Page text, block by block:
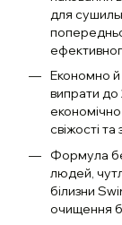
для
Економно
випрати до
свіжості
Формула
людей,
білизни
очищення